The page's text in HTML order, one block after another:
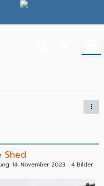
Shed
14. November 2023 4 Bilder